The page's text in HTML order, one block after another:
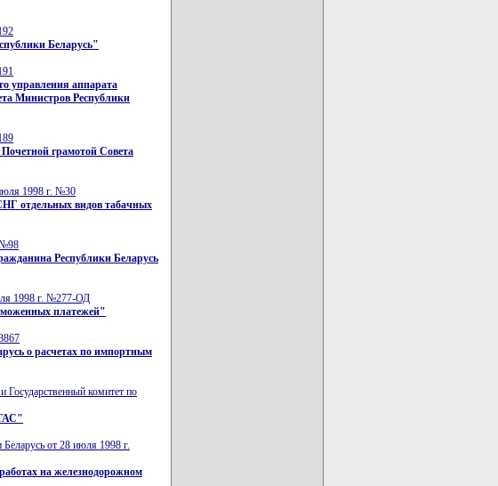
Беларусь"
управления аппарата
Министров Республики
грамотой Совета
1998 г. №30
отдельных видов табачных
№98
Республики Беларусь
1998 г. №277-ОД
платежей"
о расчетах по импортным
Государственный комитет по
от 28 июля 1998 г.
на железнодорожном